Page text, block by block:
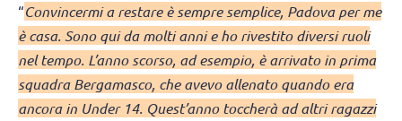
“Convincermi a restare è sempre semplice, Padova per me
è casa. Sono qui da molti anni e ho rivestito diversi ruoli
nel tempo. L’anno scorso, ad esempio, è arrivato in prima
squadra Bergamasco, che avevo allenato quando era
ancora in Under 14. Quest’anno toccherà ad altri ragazzi